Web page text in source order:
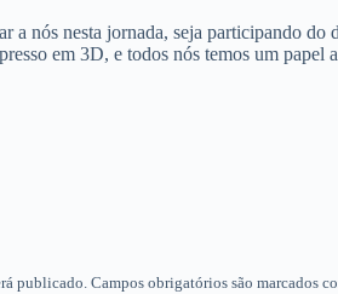
a nós nesta jornada, seja participando
em 3D, e todos nós temos um papel
publicado. Campos obrigatórios são marcados